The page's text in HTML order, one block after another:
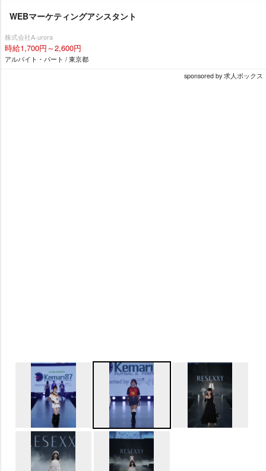
WEBマーケティングアシスタント
株式会社A-urora
時給1,700円～2,600円
アルバイト・パート / 東京都
sponsored by 求人ボックス